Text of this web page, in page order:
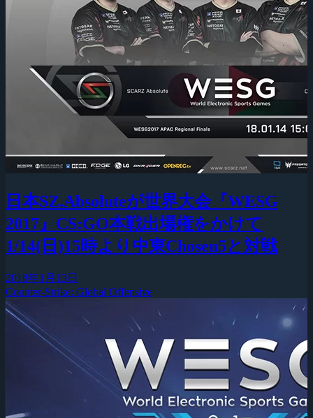
日本SZ.Absoluteが世界大会『WESG
2017』CS:GO本戦出場権をかけて
1/14(日)15時より中東Chosen5と対戦
2018年1月13日
Counter-Strike: Global Offensive